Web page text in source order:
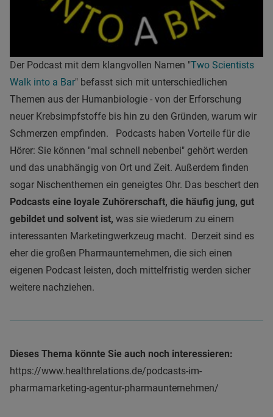
Der Podcast mit dem klangvollen Namen "Two Scientists
Walk into a Bar" befasst sich mit unterschiedlichen
Themen aus der Humanbiologie - von der Erforschung
neuer Krebsimpfstoffe bis hin zu den Gründen, warum wir
Schmerzen empfinden. Podcasts haben Vorteile für die
Hörer: Sie können "mal schnell nebenbei" gehört werden
und das unabhängig von Ort und Zeit. Außerdem finden
sogar Nischenthemen ein geneigtes Ohr. Das beschert den
Podcasts eine loyale Zuhörerschaft, die häufig jung, gut
gebildet und solvent ist, was sie wiederum zu einem
interessanten Marketingwerkzeug macht. Derzeit sind es
eher die großen Pharmaunternehmen, die sich einen
eigenen Podcast leisten, doch mittelfristig werden sicher
weitere nachziehen.
Dieses Thema könnte Sie auch noch interessieren:
https://www.healthrelations.de/podcasts-im-
pharmamarketing-agentur-pharmaunternehmen/